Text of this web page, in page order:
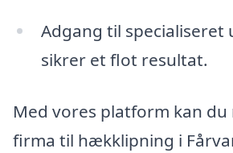
Adgang til specialiseret
sikrer et flot resultat.
Med vores platform kan
firma til hækklipning i